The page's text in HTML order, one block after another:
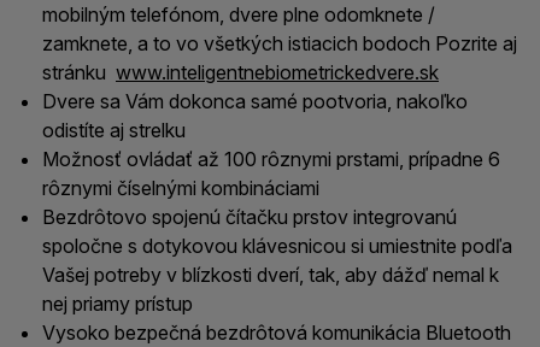
mobilným telefónom, dvere plne odomknete /
zamknete, a to vo všetkých istiacich bodoch Pozrite aj
stránku www.inteligentnebiometrickedvere.sk
Dvere sa Vám dokonca samé pootvoria, nakoľko
odistíte aj strelku
Možnosť ovládať až 100 rôznymi prstami, prípadne 6
rôznymi číselnými kombináciami
Bezdrôtovo spojenú čítačku prstov integrovanú
spoločne s dotykovou klávesnicou si umiestnite podľa
Vašej potreby v blízkosti dverí, tak, aby dážď nemal k
nej priamy prístup
Vysoko bezpečná bezdrôtová komunikácia Bluetooth